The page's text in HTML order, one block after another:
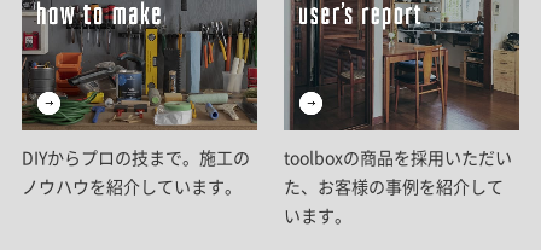
DIYからプロの技まで。施工の
ノウハウを紹介しています。
toolboxの商品を採用いただい
た、お客様の事例を紹介して
います。